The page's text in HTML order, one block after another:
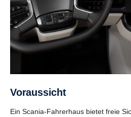
Voraussicht
Ein Scania-Fahrerhaus bietet freie